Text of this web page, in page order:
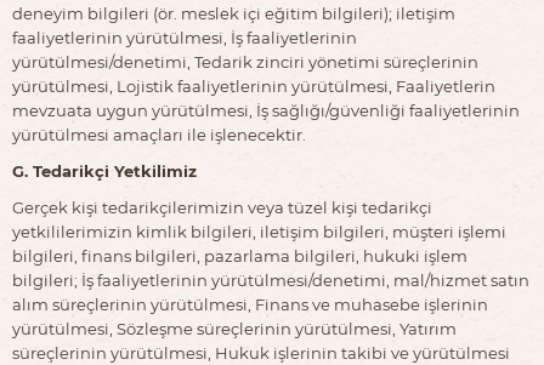
deneyim bilgileri (ör. meslek içi eğitim bilgileri); iletişim
faaliyetlerinin yürütülmesi, İş faaliyetlerinin
yürütülmesi/denetimi, Tedarik zinciri yönetimi süreçlerinin
yürütülmesi, Lojistik faaliyetlerinin yürütülmesi, Faaliyetlerin
mevzuata uygun yürütülmesi, İş sağlığı/güvenliği faaliyetlerinin
yürütülmesi amaçları ile işlenecektir.
G. Tedarikçi Yetkilimiz
Gerçek kişi tedarikçilerimizin veya tüzel kişi tedarikçi
yetkililerimizin kimlik bilgileri, iletişim bilgileri, müşteri işlemi
bilgileri, finans bilgileri, pazarlama bilgileri, hukuki işlem
bilgileri; İş faaliyetlerinin yürütülmesi/denetimi, mal/hizmet satın
alım süreçlerinin yürütülmesi, Finans ve muhasebe işlerinin
yürütülmesi, Sözleşme süreçlerinin yürütülmesi, Yatırım
süreçlerinin yürütülmesi, Hukuk işlerinin takibi ve yürütülmesi